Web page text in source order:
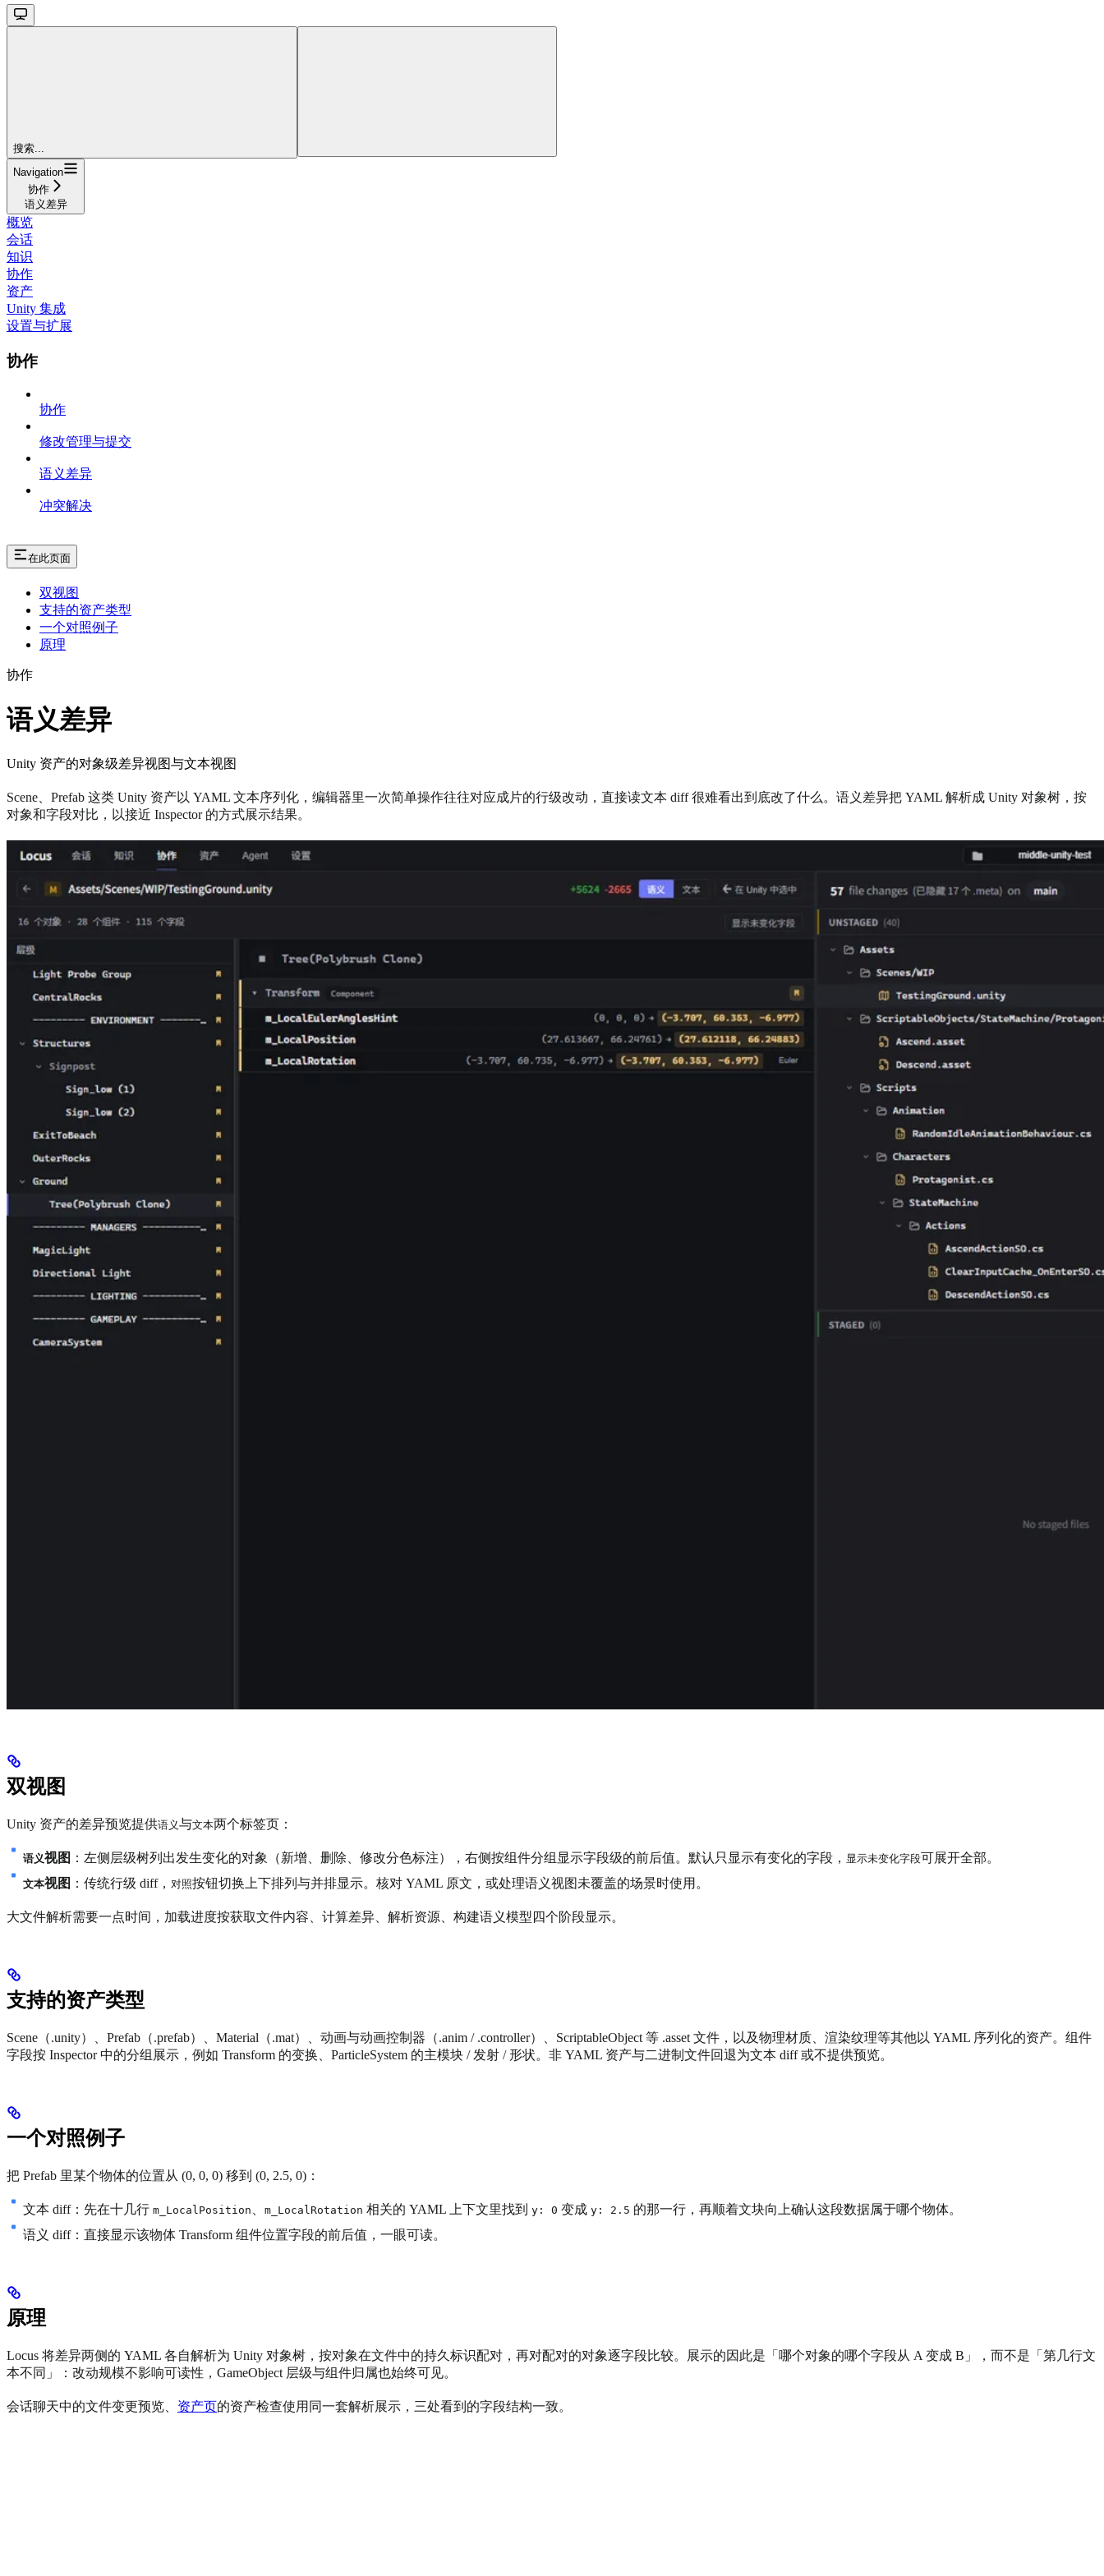
搜索...
Navigation
协作
语义差异
概览
会话
知识
协作
资产
Unity 集成
设置与扩展
协作
协作
修改管理与提交
语义差异
冲突解决
在此页面
双视图
支持的资产类型
一个对照例子
原理
协作
语义差异
Unity 资产的对象级差异视图与文本视图
Scene、Prefab 这类 Unity 资产以 YAML 文本序列化，编辑器里一次简单操作往往对应成片的行级改动，直接读文本 diff 很难看出到底改了什么。语义差异把 YAML 解析成 Unity 对象树，按
对象和字段对比，以接近 Inspector 的方式展示结果。
双视图
Unity 资产的差异预览提供语义与文本两个标签页：
语义视图 ：左侧层级树列出发生变化的对象（新增、删除、修改分色标注），右侧按组件分组显示字段级的前后值。默认只显示有变化的字段， 显示未变化字段可展开全部。
文本视图 ：传统行级 diff， 对照按钮切换上下排列与并排显示。核对 YAML 原文，或处理语义视图未覆盖的场景时使用。
大文件解析需要一点时间，加载进度按获取文件内容、计算差异、解析资源、构建语义模型四个阶段显示。
支持的资产类型
Scene（.unity）、Prefab（.prefab）、Material（.mat）、动画与动画控制器（.anim / .controller）、ScriptableObject 等 .asset 文件，以及物理材质、渲染纹理等其他以 YAML 序列化的资产。组件
字段按 Inspector 中的分组展示，例如 Transform 的变换、ParticleSystem 的主模块 / 发射 / 形状。非 YAML 资产与二进制文件回退为文本 diff 或不提供预览。
一个对照例子
把 Prefab 里某个物体的位置从 (0, 0, 0) 移到 (0, 2.5, 0)：
文本 diff：先在十几行m_LocalPosition 、m_LocalRotation 相关的 YAML 上下文里找到y: 0 变成y: 2.5 的那一行，再顺着文块向上确认这段数据属于哪个物体。
语义 diff：直接显示该物体 Transform 组件位置字段的前后值，一眼可读。
原理
Locus 将差异两侧的 YAML 各自解析为 Unity 对象树，按对象在文件中的持久标识配对，再对配对的对象逐字段比较。展示的因此是「哪个对象的哪个字段从 A 变成 B」，而不是「第几行文
本不同」：改动规模不影响可读性，GameObject 层级与组件归属也始终可见。
会话聊天中的文件变更预览、 资产页的资产检查使用同一套解析展示，三处看到的字段结构一致。